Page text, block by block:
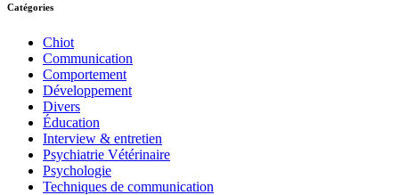
Catégories
Chiot
Communication
Comportement
Développement
Divers
Éducation
Interview & entretien
Psychiatrie Vétérinaire
Psychologie
Techniques de communication